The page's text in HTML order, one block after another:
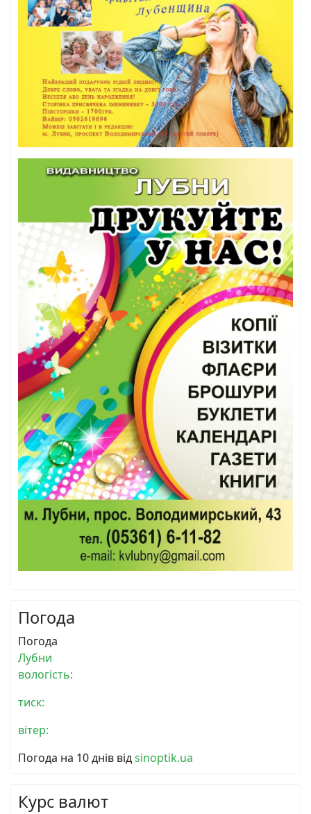
Погода
Погода
Лубни
вологість:
тиск:
вітер:
Погода на 10 днів відsinoptik.ua
Курс валют